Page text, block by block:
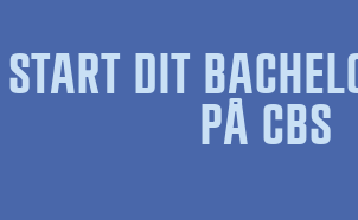
START DIT
PÅ CBS